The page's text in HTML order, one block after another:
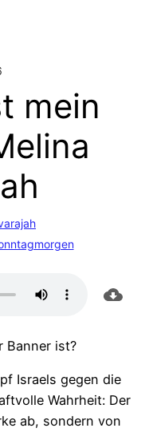
mein
Banner ist?
Israels gegen die
Wahrheit: Der
ab, sondern von